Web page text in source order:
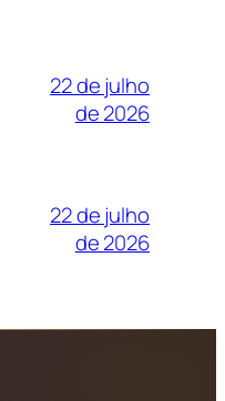
22 de julho
de 2026
22 de julho
de 2026